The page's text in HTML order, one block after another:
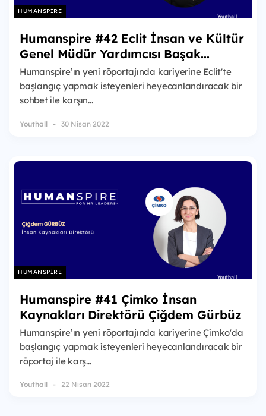
HUMANSPIRE
Humanspire #42 Eclit İnsan ve Kültür
Genel Müdür Yardımcısı Başak...
Humanspire’ın yeni röportajında kariyerine Eclit'te
başlangıç yapmak isteyenleri heyecanlandıracak bir
sohbet ile karşın...
Youthall 30 Nisan 2022
HUMANSPIRE
Humanspire #41 Çimko İnsan
Kaynakları Direktörü Çiğdem Gürbüz
Humanspire’ın yeni röportajında kariyerine Çimko'da
başlangıç yapmak isteyenleri heyecanlandıracak bir
röportaj ile karş...
Youthall 22 Nisan 2022